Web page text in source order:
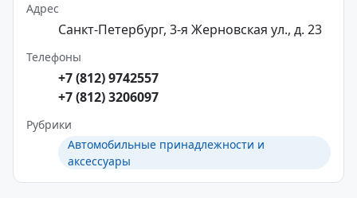
Адрес
Санкт-Петербург, 3-я Жерновская ул., д. 23
Телефоны
+7 (812) 9742557
+7 (812) 3206097
Рубрики
Автомобильные принадлежности и
аксессуары